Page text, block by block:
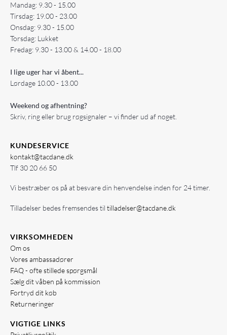
Mandag: 9.30 - 15.00
Tirsdag: 19.00 - 23.00
Onsdag: 9.30 - 15.00
Torsdag: Lukket
Fredag: 9.30 - 13.00 & 14.00 - 18.00
I lige uger har vi åbent...
Lørdage 10.00 - 13.00
Weekend og afhentning?
Skriv, ring eller brug røgsignaler – vi finder ud af noget.
KUNDESERVICE
kontakt@tacdane.dk
Tlf 30 20 66 50
Vi bestræber os på at besvare din henvendelse inden for 24 timer.
Tilladelser bedes fremsendes til tilladelser@tacdane.dk
VIRKSOMHEDEN
Om os
Vores ambassadører
FAQ - ofte stillede spørgsmål
Sælg dit våben på kommission
Fortryd dit køb
Returneringer
VIGTIGE LINKS